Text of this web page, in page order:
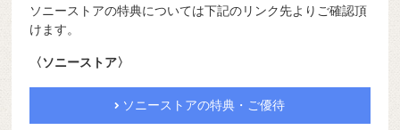
ソニーストアの特典については下記のリンク先よりご確認頂
けます。
〈ソニーストア〉
ソニーストアの特典・ご優待